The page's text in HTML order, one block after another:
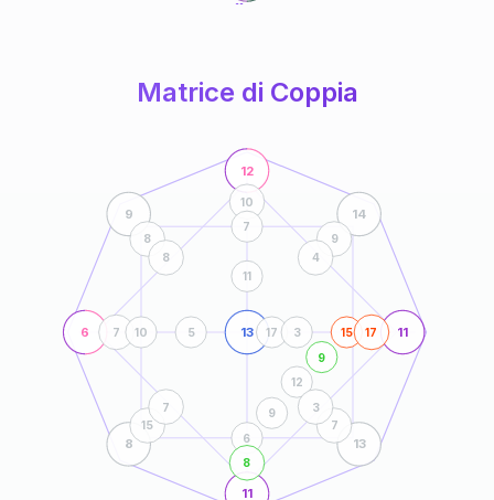
60
Matrice di Coppia
6
12
11
11
13
9 14
8 13
6
9
12
9
15
7
10
17
8
10
7
17 3
5
11
8
8
9
4
15
7
7
3